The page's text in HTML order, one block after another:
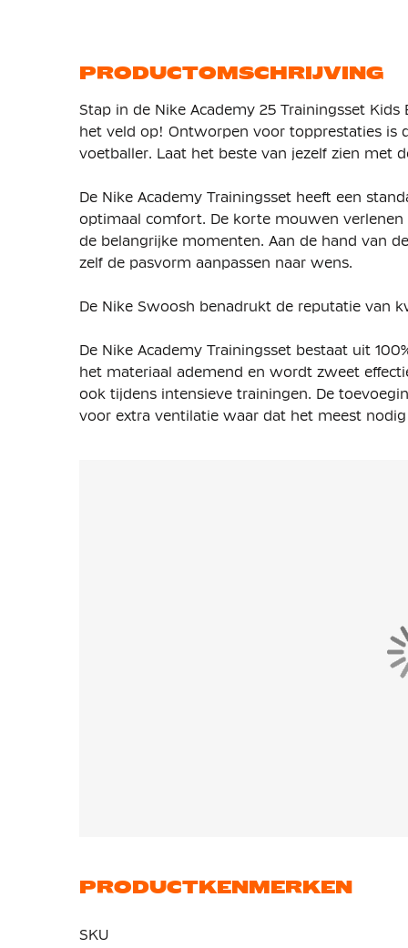
PRODUCTOMSCHRIJVING
Stap in de Nike Academy 25 Trainingsset
het veld op! Ontworpen voor topprestaties is
voetballer. Laat het beste van jezelf zien met
De Nike Academy Trainingsset heeft een
optimaal comfort. De korte mouwen
de belangrijke momenten. Aan de hand van
zelf de pasvorm aanpassen naar wens.
De Nike Swoosh benadrukt de reputatie van
De Nike Academy Trainingsset bestaat uit
het materiaal ademend en wordt zweet
ook tijdens intensieve trainingen. De
voor extra ventilatie waar dat het meest nodig
PRODUCTKENMERKEN
SKU